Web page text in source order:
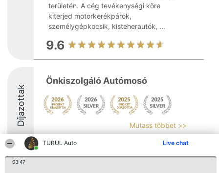
TURUL Auto Live chat
03:47
területén. A cég tevékenységi köre
kiterjed motorkerékpárok,
személygépkocsik, kisteherautók, ...
9.6
Díjazottak
Önkiszolgáló Autómosó
Mutass többet >>
9